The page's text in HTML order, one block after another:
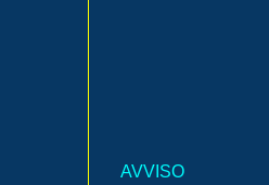
AVVISO